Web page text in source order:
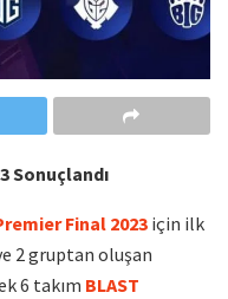
Sonuçlandı
Final 2023 için ilk
2 gruptan oluşan
6 takım BLAST